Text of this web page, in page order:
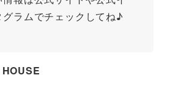
グラムでチェックしてね♪